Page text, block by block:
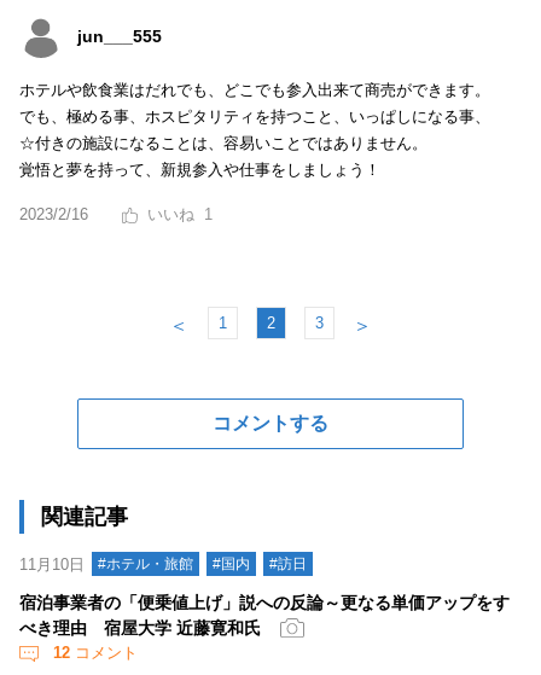
jun___555
ホテルや飲食業はだれでも、どこでも参入出来て商売ができます。
でも、極める事、ホスピタリティを持つこと、いっぱしになる事、
☆付きの施設になることは、容易いことではありません。
覚悟と夢を持って、新規参入や仕事をしましょう！
2023/2/16 1
＜ 1 2 3 ＞
コメントする
関連記事
11月10日 #ホテル・旅館 #国内 #訪日
宿泊事業者の「便乗値上げ」説への反論～更なる単価アップをす
べき理由 宿屋大学 近藤寛和氏
12 コメント